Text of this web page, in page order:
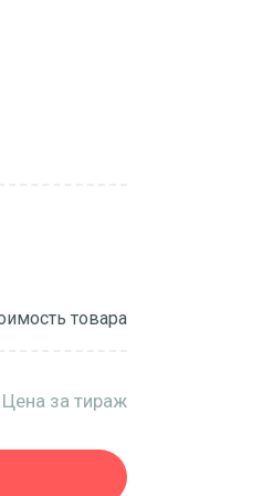
товара
Цена за тираж